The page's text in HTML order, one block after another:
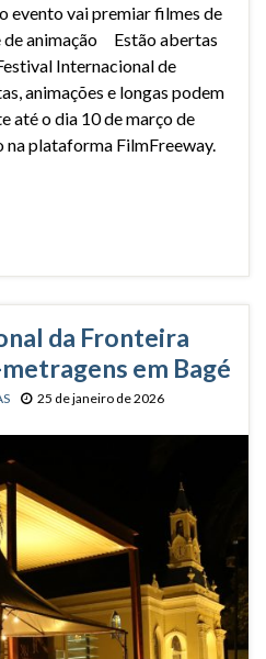
evento vai premiar filmes de
de animação Estão abertas
Internacional de
animações e longas podem
até o dia 10 de março de
na plataforma FilmFreeway.
da Fronteira
em Bagé
25 de janeiro de 2026